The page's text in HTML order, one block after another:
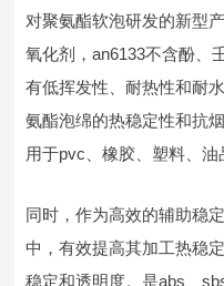
对聚氨酯软泡研发的新型
氧化剂，an6133不含酚、
有低挥发性、耐热性和耐
氨酯泡绵的热稳定性和抗
用于pvc、橡胶、塑料、油
同时，作为高效的辅助稳
中，有效提高其加工热稳
稳定和透明度。是abs、